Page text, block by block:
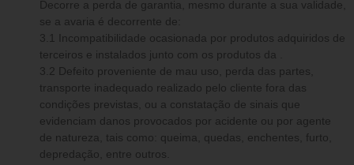
Decorre a perda de garantia, mesmo durante a sua validade,
se a avaria é decorrente de:
3.1 Incompatibilidade ocasionada por produtos adquiridos de
terceiros e instalados junto com os produtos da .
3.2 Defeito proveniente de mau uso, perda das partes,
transporte inadequado realizado pelo cliente fora das
condições previstas, ou a constatação de sinais que
evidenciam danos provocados por acidente ou por agente
de natureza, tais como: queima, quedas, enchentes, furto,
depredação, entre outros.